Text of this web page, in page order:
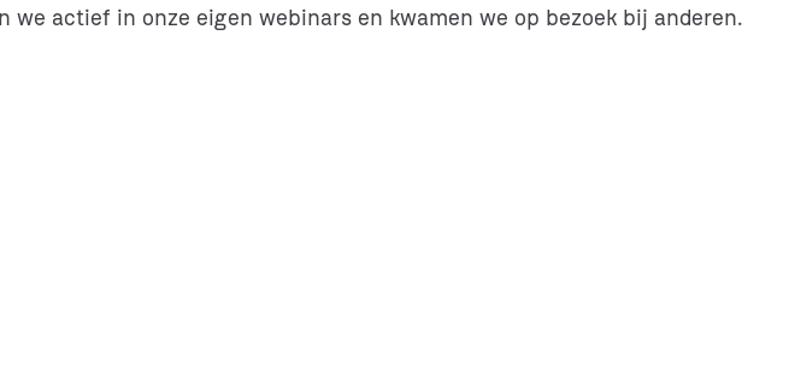
actief in onze eigen webinars en kwamen we op bezoek bij anderen.